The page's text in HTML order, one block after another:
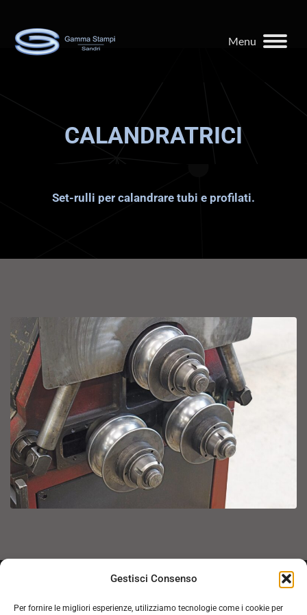
Gestisci Consenso
Per fornire le migliori esperienze, utilizziamo tecnologie come i cookie per
Menu
CALANDRATRICI
Set-rulli per calandrare tubi e profilati.
Inviaci la tua richiesta tecnica. Un